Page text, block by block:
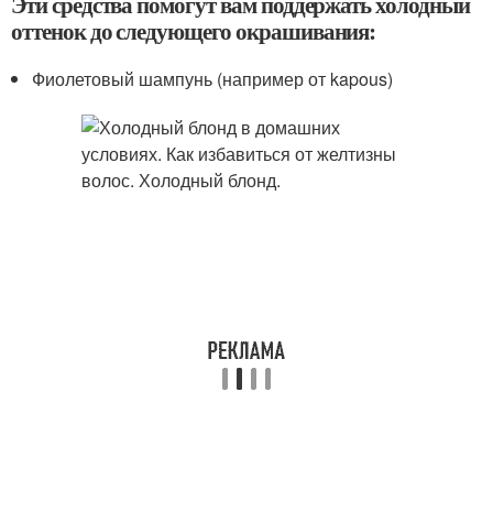
оттенок до следующего окрашивания:
Фиолетовый шампунь (например от kapous)